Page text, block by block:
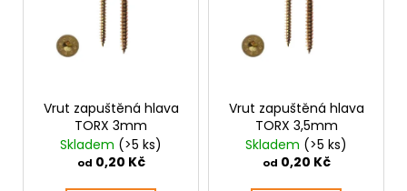
Vrut zapuštěná hlava
TORX 3mm
Skladem (>5 ks)
od 0,20 Kč
Vrut zapuštěná hlava
TORX 3,5mm
Skladem (>5 ks)
od 0,20 Kč